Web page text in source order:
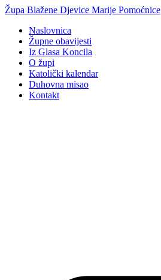
Idi
sadržaj
Župa Blažene Djevice Marije Pomoćnice
Naslovnica
Župne obavijesti
Iz Glasa Koncila
O župi
Katolički kalendar
Duhovna misao
Kontakt